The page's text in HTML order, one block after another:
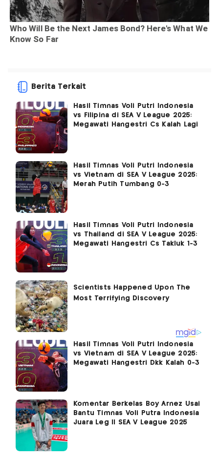
Berita Terkait
Hasil Timnas Voli Putri Indonesia
vs Filipina di SEA V League 2025:
Megawati Hangestri Cs Kalah Lagi
Hasil Timnas Voli Putri Indonesia
vs Vietnam di SEA V League 2025:
Merah Putih Tumbang 0-3
Hasil Timnas Voli Putri Indonesia
vs Thailand di SEA V League 2025:
Megawati Hangestri Cs Takluk 1-3
Hasil Timnas Voli Putri Indonesia
vs Vietnam di SEA V League 2025:
Megawati Hangestri Dkk Kalah 0-3
Komentar Berkelas Boy Arnez Usai
Bantu Timnas Voli Putra Indonesia
Juara Leg II SEA V League 2025